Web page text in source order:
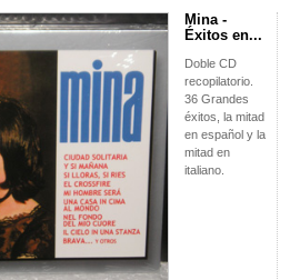
Mina -
Éxitos en...
Doble CD
recopilatorio.
36 Grandes
éxitos, la mitad
en español y la
mitad en
italiano.